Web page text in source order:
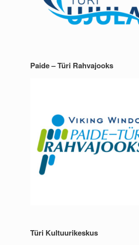
Paide – Türi Rahvajooks
Türi Kultuurikeskus